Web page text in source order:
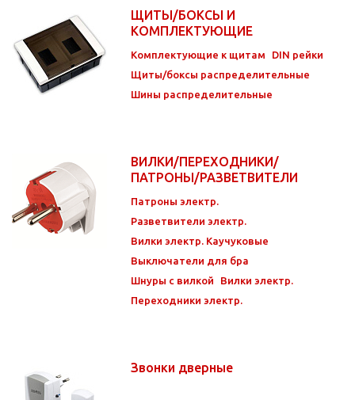
ЩИТЫ/БОКСЫ И
КОМПЛЕКТУЮЩИЕ
Комплектующие к щитам
DIN рейки
Щиты/боксы распределительные
Шины распределительные
ВИЛКИ/ПЕРЕХОДНИКИ/
ПАТРОНЫ/РАЗВЕТВИТЕЛИ
Патроны электр.
Разветвители электр.
Вилки электр. Каучуковые
Выключатели для бра
Шнуры с вилкой
Вилки электр.
Переходники электр.
Звонки дверные